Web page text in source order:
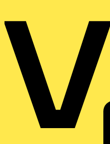
Relais
Ja